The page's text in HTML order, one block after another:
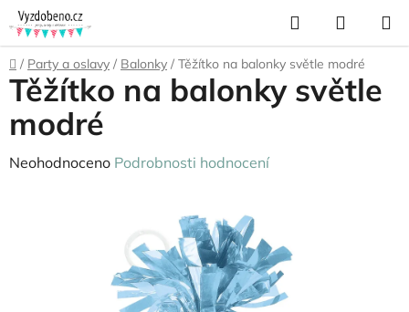
Přejít
na
obsah
Hledat
KOŠÍK
Domů
/ Party a oslavy / Balonky / Těžítko na balonky světle modré
Těžítko na balonky světle
modré
Průměrné
Neohodnoceno Podrobnosti hodnocení